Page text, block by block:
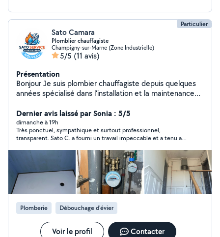
Particulier
Sato Camara
Plomblier chauffagiste
Champigny-sur-Marne (Zone Industrielle)
5/5 (11 avis)
Présentation
Bonjour Je suis plombier chauffagiste depuis quelques
années spécialisé dans l'installation et la maintenance
certifiée et à mon expérience sur de nombreux
chantiers, j'ai acquis une expertise solide. Alimenter une
maison Débouchage, installation de chauffe-eau,
Réparation des fuites, poser les Radiateurs
Dernier avis laissé par Sonia : 5/5
dimanche à 19h
Très ponctuel, sympathique et surtout professionnel,
transparent. Sato C. a fourni un travail impeccable et a tenu a
fortement Merci beaucoup !
Plomberie Débouchage d'évier
Voir le profil Contacter